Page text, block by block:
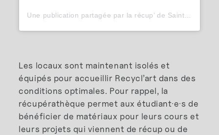
Les locaux sont maintenant isolés et
équipés pour accueillir Recycl’art dans des
conditions optimales. Pour rappel, la
récupérathèque permet aux étudiant·e·s de
bénéficier de matériaux pour leurs cours et
leurs projets qui viennent de récup ou de